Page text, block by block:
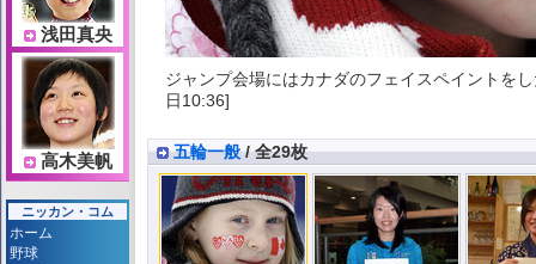
ジャンプ会場にはカナダのフェイスペイントを
日10:36]
五輪一般/ 全29枚
浅田真央
高木美帆
ニッカン・コム
ホーム
野球